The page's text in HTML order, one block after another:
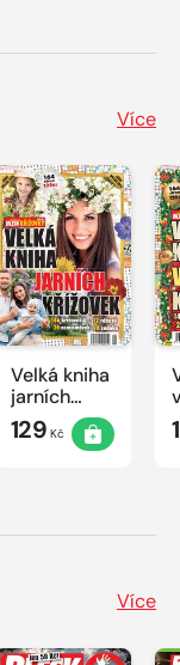
Více
Velká kniha
jarních
křížovek
2026
129 Kč
Více